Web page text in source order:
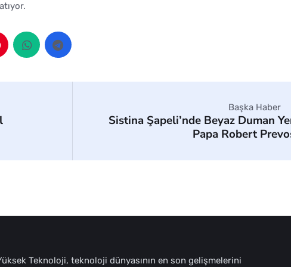
Başka Haber
Sistina Şapeli’nde Beyaz Duman
Papa Robert
Teknoloji, teknoloji dünyasının en son gelişmelerini